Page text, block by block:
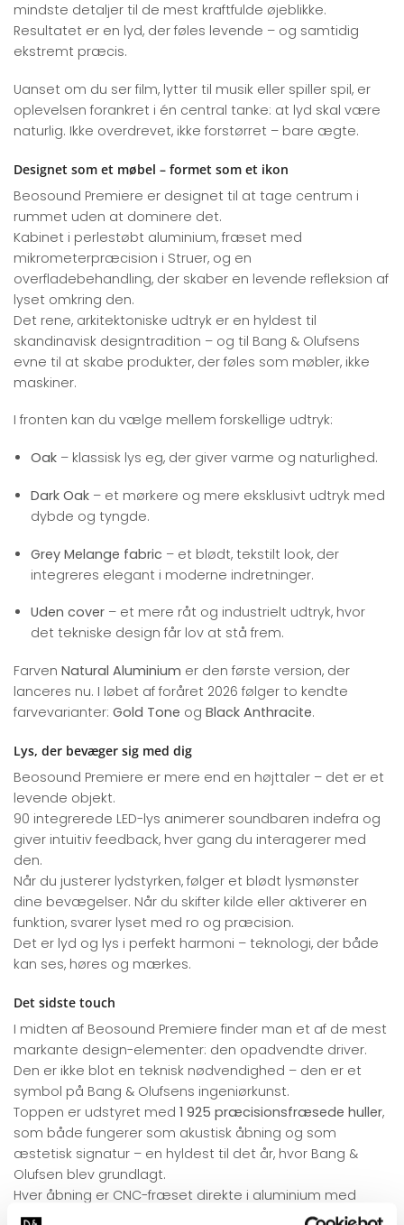
mindste detaljer til de mest kraftfulde øjeblikke.
Resultatet er en lyd, der føles levende – og samtidig
ekstremt præcis.
Uanset om du ser film, lytter til musik eller spiller spil, er
oplevelsen forankret i én central tanke: at lyd skal være
naturlig. Ikke overdrevet, ikke forstørret – bare ægte.
Designet som et møbel – formet som et ikon
Beosound Premiere er designet til at tage centrum i
rummet uden at dominere det.
Kabinet i perlestøbt aluminium, fræset med
mikrometerpræcision i Struer, og en
overfladebehandling, der skaber en levende refleksion af
lyset omkring den.
Det rene, arkitektoniske udtryk er en hyldest til
skandinavisk designtradition – og til Bang & Olufsens
evne til at skabe produkter, der føles som møbler, ikke
maskiner.
I fronten kan du vælge mellem forskellige udtryk:
Oak– klassisk lys eg, der giver varme og naturlighed.
Dark Oak– et mørkere og mere eksklusivt udtryk med
dybde og tyngde.
Grey Melange fabric – et blødt, tekstilt look, der
integreres elegant i moderne indretninger.
Uden cover– et mere råt og industrielt udtryk, hvor
det tekniske design får lov at stå frem.
Farven Natural Aluminium er den første version, der
lanceres nu. I løbet af foråret 2026 følger to kendte
farvevarianter: Gold Tone og Black Anthracite.
Lys, der bevæger sig med dig
Beosound Premiere er mere end en højttaler – det er et
levende objekt.
90 integrerede LED-lys animerer soundbaren indefra og
giver intuitiv feedback, hver gang du interagerer med
den.
Når du justerer lydstyrken, følger et blødt lysmønster
dine bevægelser. Når du skifter kilde eller aktiverer en
funktion, svarer lyset med ro og præcision.
Det er lyd og lys i perfekt harmoni – teknologi, der både
kan ses, høres og mærkes.
Det sidste touch
I midten af Beosound Premiere finder man et af de mest
markante design-elementer: den opadvendte driver.
Den er ikke blot en teknisk nødvendighed – den er et
symbol på Bang & Olufsens ingeniørkunst.
Toppen er udstyret med 1 925 præcisionsfræsede huller,
som både fungerer som akustisk åbning og som
æstetisk signatur – en hyldest til det år, hvor Bang &
Olufsen blev grundlagt.
Hver åbning er CNC-fræset direkte i aluminium med
mikroskopisk præcision for at sikre optimal